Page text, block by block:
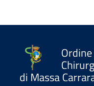
di Massa